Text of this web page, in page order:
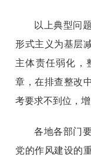
以上典型问
形式主义为基层
主体责任弱化，
章，在排查整改
考要求不到位，
各地各部门
党的作风建设的